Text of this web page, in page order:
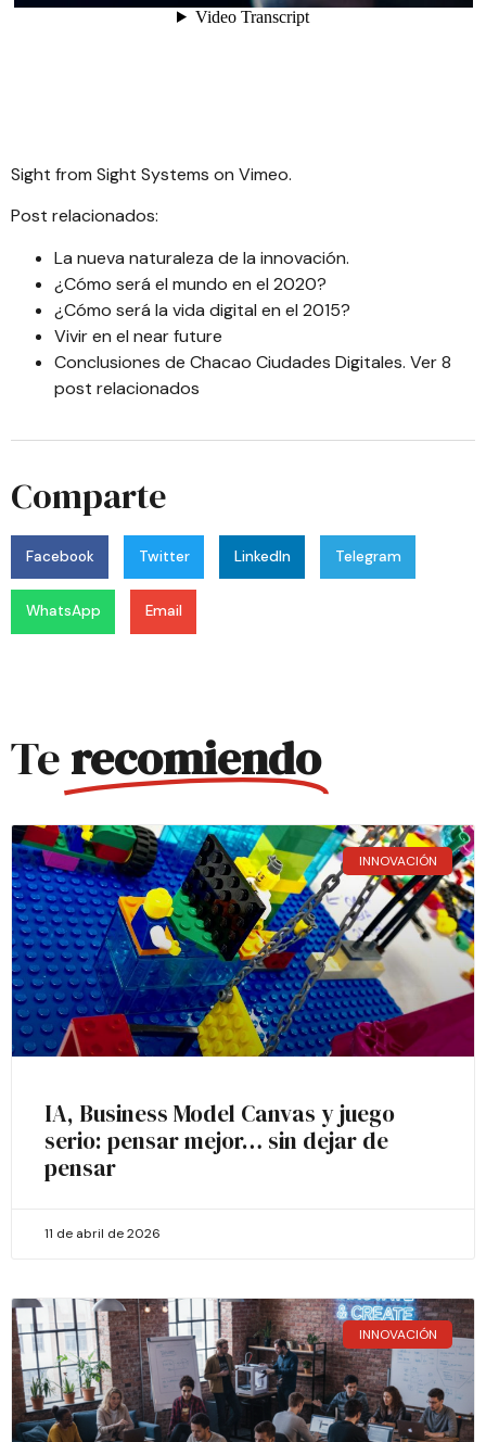
Sight from Sight Systems on Vimeo.
Post relacionados:
La nueva naturaleza de la innovación.
¿Cómo será el mundo en el 2020?
¿Cómo será la vida digital en el 2015?
Vivir en el near future
Conclusiones de Chacao Ciudades Digitales. Ver 8
post relacionados
Comparte
Facebook Twitter LinkedIn Telegram
WhatsApp Email
Terecomiendo
INNOVACIÓN
IA, Business Model Canvas y juego
serio: pensar mejor… sin dejar de
pensar
11 de abril de 2026
INNOVACIÓN